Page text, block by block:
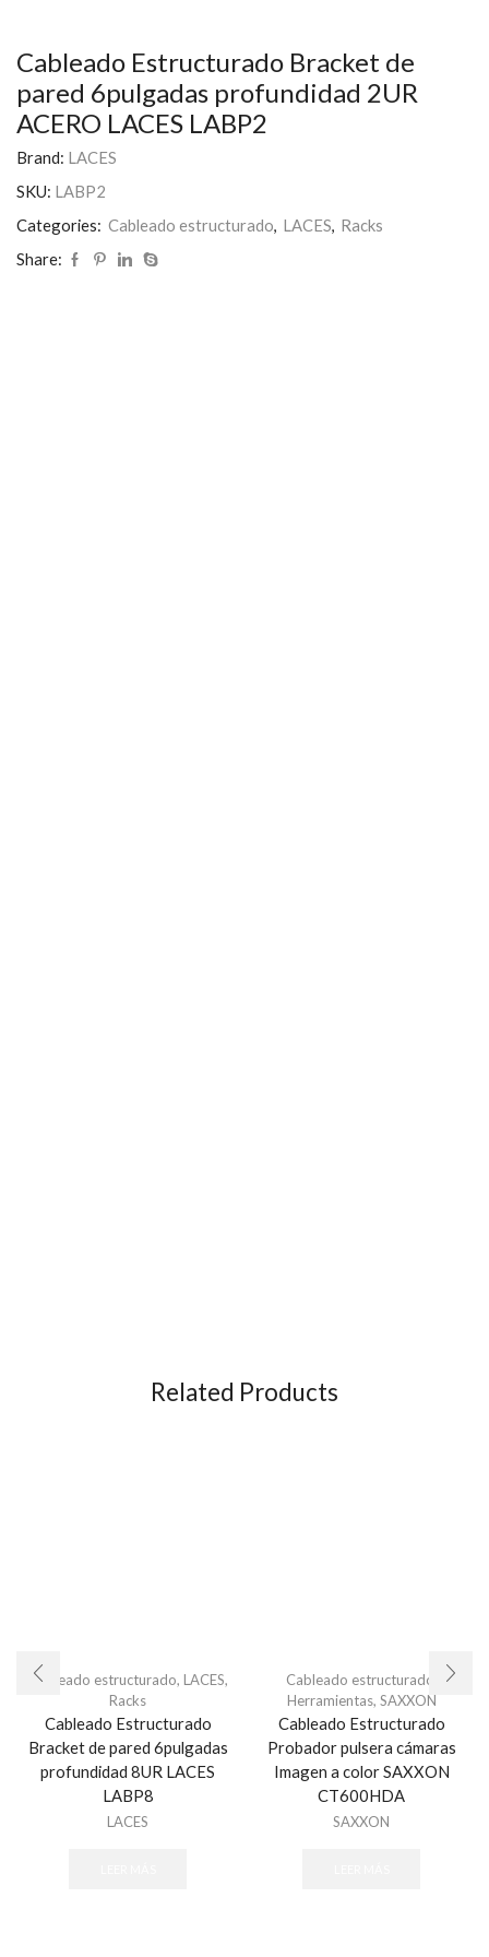
Cableado Estructurado Bracket de
pared 6pulgadas profundidad 2UR
ACERO LACES LABP2
Brand: LACES
SKU: LABP2
Categories: Cableado estructurado, LACES, Racks
Share:
Related Products
Cableado estructurado, LACES,
Racks
Cableado Estructurado
Bracket de pared 6pulgadas
profundidad 8UR LACES
LABP8
LACES
Cableado estructurado
Herramientas, SAXXON
Cableado Estructurado
Probador pulsera cámaras
Imagen a color SAXXON
CT600HDA
SAXXON